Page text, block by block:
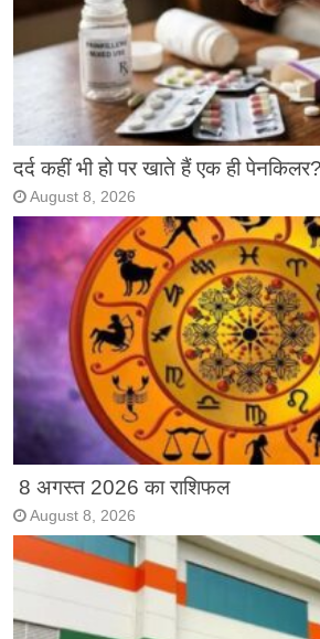
दर्द कहीं भी हो पर खाते हैं एक ही
August 8, 2026
8 अगस्त 2026 का राशिफल
August 8, 2026